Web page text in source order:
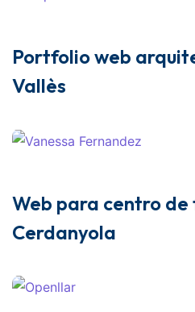
Portfolio web
Vallès
Web para centro
Cerdanyola